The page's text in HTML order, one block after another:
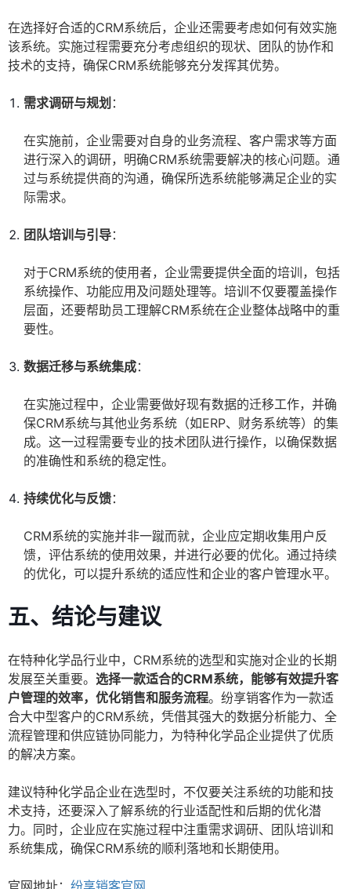
在选择好合适的CRM系统后，企业还需要考虑如何有效实施
该系统。实施过程需要充分考虑组织的现状、团队的协作和
技术的支持，确保CRM系统能够充分发挥其优势。
需求调研与规划 ：
在实施前，企业需要对自身的业务流程、客户需求等方面
进行深入的调研，明确CRM系统需要解决的核心问题。通
过与系统提供商的沟通，确保所选系统能够满足企业的实
际需求。
团队培训与引导：
对于CRM系统的使用者，企业需要提供全面的培训，包括
系统操作、功能应用及问题处理等。培训不仅要覆盖操作
层面，还要帮助员工理解CRM系统在企业整体战略中的重
要性。
数据迁移与系统集成：
在实施过程中，企业需要做好现有数据的迁移工作，并确
保CRM系统与其他业务系统（如ERP、财务系统等）的集
成。这一过程需要专业的技术团队进行操作，以确保数据
的准确性和系统的稳定性。
持续优化与反馈：
CRM系统的实施并非一蹴而就，企业应定期收集用户反
馈，评估系统的使用效果，并进行必要的优化。通过持续
的优化，可以提升系统的适应性和企业的客户管理水平。
五、结论与建议
在特种化学品行业中，CRM系统的选型和实施对企业的长期
发展至关重要。 选择一款适合的CRM系统，能够有效提升客
户管理的效率，优化销售和服务流程。纷享销客作为一款适
合大中型客户的CRM系统，凭借其强大的数据分析能力、全
流程管理和供应链协同能力，为特种化学品企业提供了优质
的解决方案。
建议特种化学品企业在选型时，不仅要关注系统的功能和技
术支持，还要深入了解系统的行业适配性和后期的优化潜
力。同时，企业应在实施过程中注重需求调研、团队培训和
系统集成，确保CRM系统的顺利落地和长期使用。